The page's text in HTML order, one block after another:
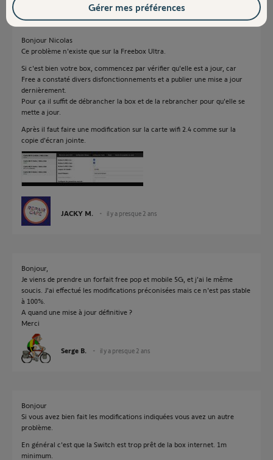
Bonjour Nicolas
Ce problème n'existe que sur la Freebox Ultra.
Si c'est bien votre box, commencez par vérifier qu'elle est a jour, car
Free a constaté divers disfonctionnements et a publier une mise a jour
dernièrement.
Pour ça il suffit de débrancher la box et de la rebrancher pour qu'elle se
mette a jour.
Après il faut faire une modification sur la carte wifi 2.4 comme sur la
copie d'écran jointe.
JACKY M. il y a presque 2 ans
Bonjour,
Je viens de prendre un forfait free pop et mobile 5G, et j'ai le même
soucis. J'ai effectué les modifications préconisées mais ce n'est pas stable
à 100%.
A quand une mise à jour définitive ?
Merci
Serge B. il y a presque 2 ans
Bonjour
Si vous avez bien fait les modifications indiquées vous avez un autre
problème.
En général c'est que la Switch est trop prêt de la box internet. 1m
minimum.
Gérer mes préférences